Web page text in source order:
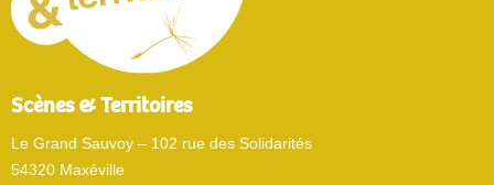
Scènes & Territoires
Le Grand Sauvoy – 102 rue des Solidarités
54320 Maxéville